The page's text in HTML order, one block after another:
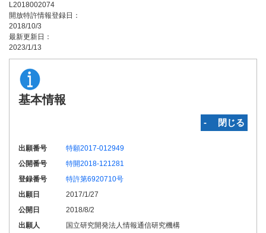
L2018002074
開放特許情報登録日：
2018/10/3
最新更新日：
2023/1/13
基本情報
‐ 閉じる
出願番号
特願2017-012949
公開番号
特開2018-121281
登録番号
特許第6920710号
出願日
2017/1/27
公開日
2018/8/2
出願人
国立研究開発法人情報通信研究機構